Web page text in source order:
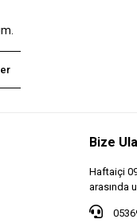
Bize
Haftaiçi
arasında